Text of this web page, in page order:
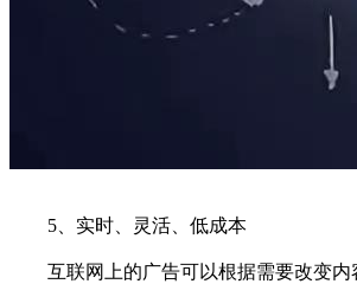
5、实时、灵活、低成本
互联网上的广告可以根据需要改变内